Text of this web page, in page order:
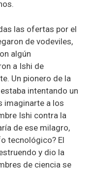
las ofertas por el
de vodeviles,
algún
a Ishi de
Un pionero de la
intentando un
imaginarte a los
Ishi contra la
de ese milagro,
tecnológico? El
y dio la
de ciencia se